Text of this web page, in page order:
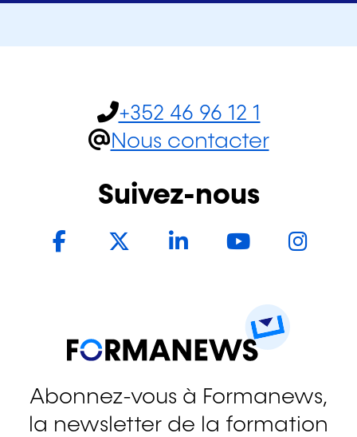
+352 46 96 12 1
Nous contacter
Suivez-nous
FacebookTwitter LinkedInYouTube
Abonnez-vous à Formanews,
la newsletter de la formation